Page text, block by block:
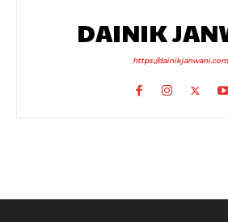
DAINIK
https://